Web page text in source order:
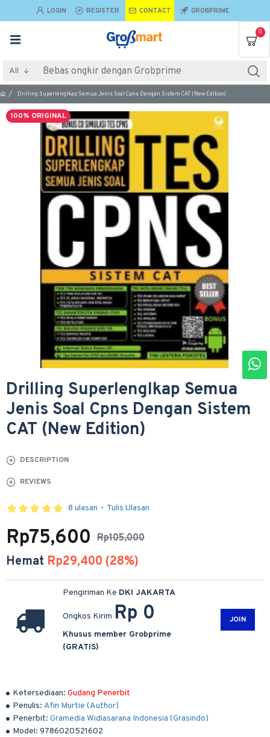
LOGIN REGISTER CONTACT GROBPRIME
0
All
Drilling Superlenglkap Semua Jenis Soal Cpns Dengan Sistem CAT (New Edition)
100% ORIGINAL
Drilling Superlenglkap Semua
Jenis Soal Cpns Dengan Sistem
CAT (New Edition)
DESCRIPTION
REVIEWS
Ketersediaan: Gudang Penerbit
Penulis: Afin Murtie (Author)
Penerbit: Gramedia Widiasarana Indonesia (Grasindo)
Model: 9786020521602
8 ulasan - Tulis Ulasan
Rp105,000
Rp75,600
Hemat Rp29,400 (28%)
Pengiriman Ke DKI JAKARTA
Ongkos Kirim Rp 0
Khusus member Grobprime
(GRATIS)
JOIN